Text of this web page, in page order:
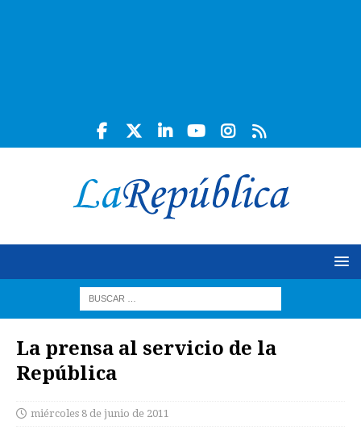
La prensa al servicio de la
República
miércoles 8 de junio de 2011